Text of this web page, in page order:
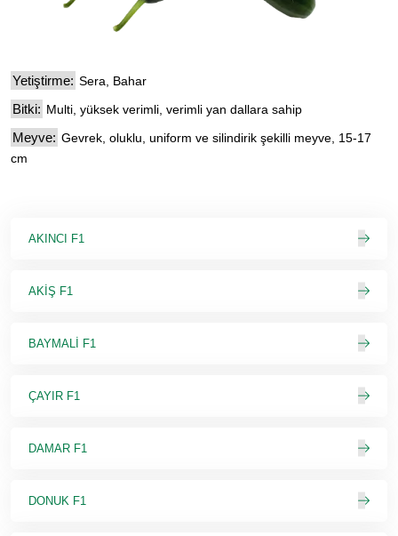
Yetiştirme: Sera, Bahar
Bitki: Multi, yüksek verimli, verimli yan dallara sahip
Meyve: Gevrek, oluklu, uniform ve silindirik şekilli meyve, 15-17
cm
AKINCI F1
AKİŞ F1
BAYMALİ F1
ÇAYIR F1
DAMAR F1
DONUK F1